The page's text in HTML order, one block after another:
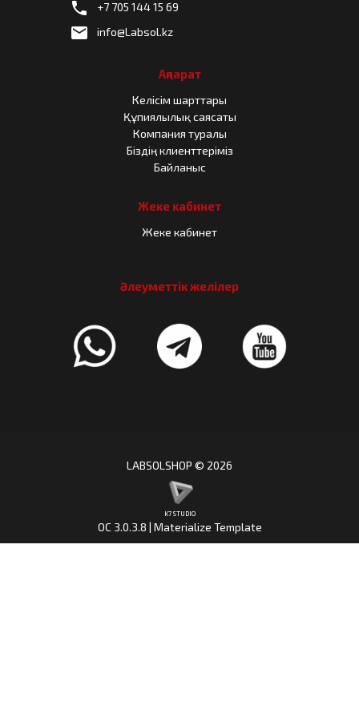
phone +7 705 144 15 69
email info@Labsol.kz
Ақпарат
Келісім шарттары
Құпиялылық саясаты
Компания туралы
Біздің клиенттеріміз
Байланыс
Жеке кабинет
Жеке кабинет
Әлеуметтік желілер
LABSOLSHOP © 2026
K7 STUDIO
OC 3.0.3.8 | Materialize Template